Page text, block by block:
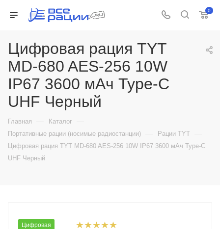
0
Цифровая рация TYT
MD-680 AES-256 10W
IP67 3600 мАч Type-C
UHF Черный
Главная — Каталог —
Портативные рации (носимые радиостанции) — Рации TYT —
Цифровая рация TYT MD-680 AES-256 10W IP67 3600 мАч Type-C
UHF Черный
Цифровая